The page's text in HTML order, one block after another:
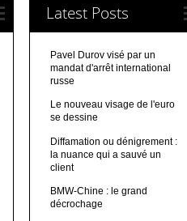
Latest Posts
Pavel Durov visé par un
mandat d'arrêt international
russe
Le nouveau visage de l'euro
se dessine
Diffamation ou dénigrement :
la nuance qui a sauvé un
client
BMW-Chine : le grand
décrochage